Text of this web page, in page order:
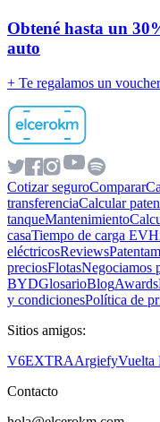
Obtené hasta un
auto
+ Te regalamos un
Cotizar seguroComparar
transferenciaCalcular
tanqueMantenimiento
casaTiempo de carga EV
eléctricosReviews
preciosFlotasNegociamos
BYDGlosarioBlogAwards
y condicionesPolítica de
Sitios amigos:
V6EXTRAArgiefyVuelta
Contacto